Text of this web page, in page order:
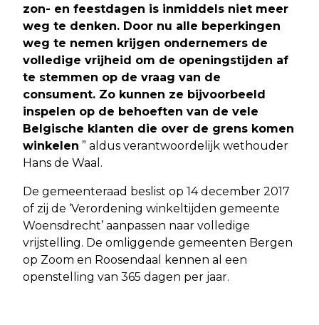
zon- en feestdagen is inmiddels niet meer
weg te denken. Door nu alle beperkingen
weg te nemen krijgen ondernemers de
volledige vrijheid om de openingstijden af
te stemmen op de vraag van de
consument. Zo kunnen ze bijvoorbeeld
inspelen op de behoeften van de vele
Belgische klanten die over de grens komen
winkelen ” aldus verantwoordelijk wethouder
Hans de Waal.
De gemeenteraad beslist op 14 december 2017
of zij de ‘Verordening winkeltijden gemeente
Woensdrecht’ aanpassen naar volledige
vrijstelling. De omliggende gemeenten Bergen
op Zoom en Roosendaal kennen al een
openstelling van 365 dagen per jaar.